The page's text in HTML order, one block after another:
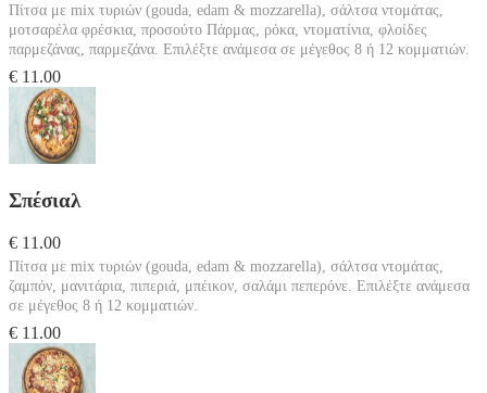
Πίτσα με mix τυριών (gouda, edam & mozzarella), σάλτσα ντομάτας,
μοτσαρέλα φρέσκια, προσούτο Πάρμας, ρόκα, ντοματίνια, φλοίδες
παρμεζάνας, παρμεζάνα. Επιλέξτε ανάμεσα σε μέγεθος 8 ή 12 κομματιών.
€ 11.00
Σπέσιαλ
€ 11.00
Πίτσα με mix τυριών (gouda, edam & mozzarella), σάλτσα ντομάτας,
ζαμπόν, μανιτάρια, πιπεριά, μπέικον, σαλάμι πεπερόνε. Επιλέξτε ανάμεσα
σε μέγεθος 8 ή 12 κομματιών.
€ 11.00